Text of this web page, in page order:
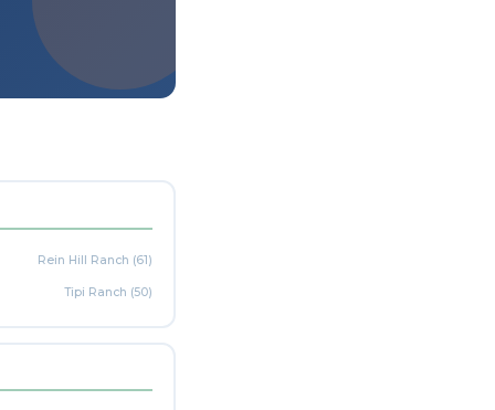
Rein Hill Ranch (61)
Tipi Ranch (50)